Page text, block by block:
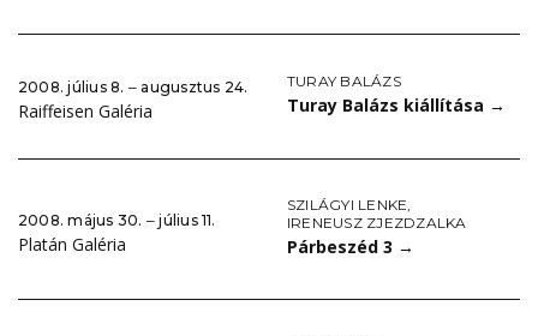
2008. július 8. ‒ augusztus 24.
Raiffeisen Galéria
TURAY BALÁZS
Turay Balázs kiállítása →
2008. május 30. ‒ július 11.
Platán Galéria
SZILÁGYI LENKE,
IRENEUSZ ZJEZDZALKA
Párbeszéd 3 →